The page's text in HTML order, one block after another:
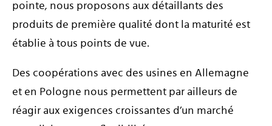
pointe, nous proposons aux détaillants des
produits de première qualité dont la maturité est
établie à tous points de vue.
Des coopérations avec des usines en Allemagne
et en Pologne nous permettent par ailleurs de
réagir aux exigences croissantes d’un marché